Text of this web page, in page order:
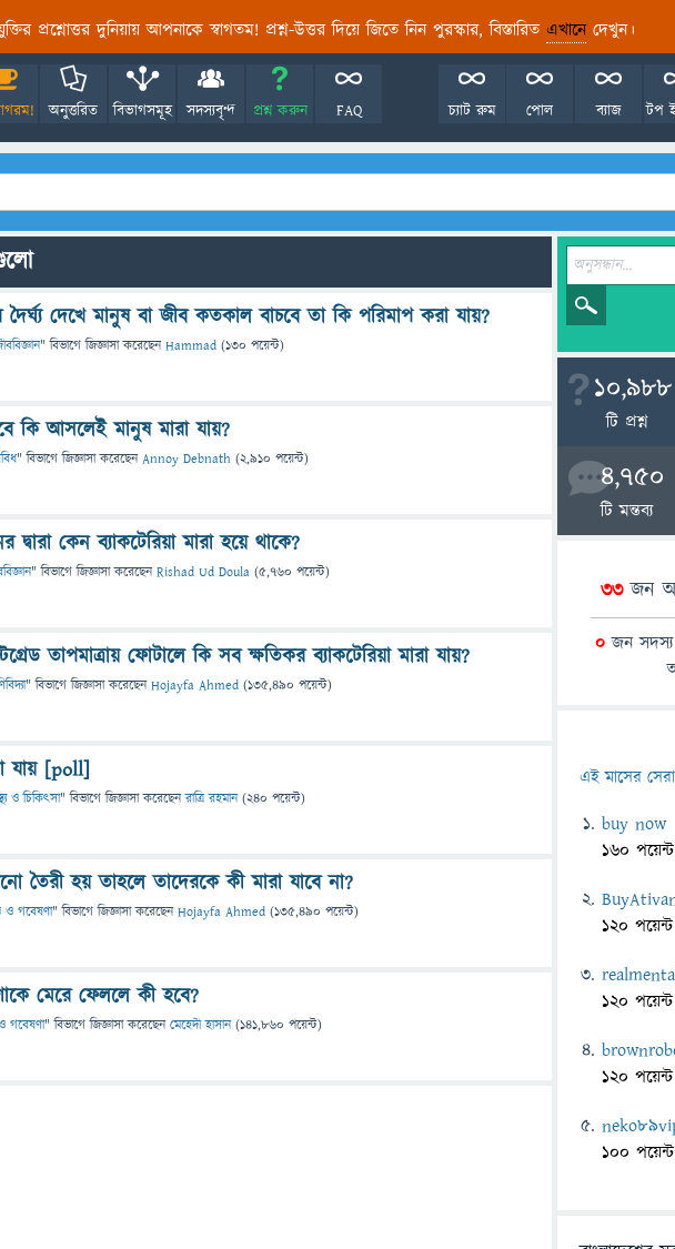
প্রশ্নোত্তর দুনিয়ায় আপনাকে স্বাগতম! প্রশ্ন-উত্তর দিয়ে জিতে নিন পুরস্কার, বিস্তারিত এখানেদেখুন।
অনুত্তরিত বিভাগসমূহ সদস্যবৃন্দ প্রশ্ন করুন FAQ টপ
ব্যাজ
পোল
চ্যাট রুম
দেখে মানুষ বা জীব কতকাল বাচবে তা কি পরিমাপ করা যায়?
" বিভাগে জিজ্ঞাসাকরেছেনHammad (130 পয়েন্ট)
কি আসলেই মানুষ মারা যায়?
" বিভাগে জিজ্ঞাসাকরেছেনAnnoy Debnath (2,910 পয়েন্ট)
দ্বারা কেন ব্যাকটেরিয়া মারা হয়ে থাকে?
" বিভাগে জিজ্ঞাসাকরেছেনRishad Ud Doula (5,760 পয়েন্ট)
তাপমাত্রায় ফোটালে কি সব ক্ষতিকর ব্যাকটেরিয়া মারা যায়?
" বিভাগে জিজ্ঞাসাকরেছেনHojayfa Ahmed (135,490 পয়েন্ট)
যায় [poll]
ও চিকিৎসা" বিভাগে জিজ্ঞাসাকরেছেনরাত্রি রহমান (240 পয়েন্ট)
তৈরী হয় তাহলে তাদেরকে কী মারা যাবে না?
ও গবেষণা" বিভাগে জিজ্ঞাসাকরেছেনHojayfa Ahmed (135,490 পয়েন্ট)
মেরে ফেললে কী হবে?
গবেষণা" বিভাগে জিজ্ঞাসাকরেছেনমেহেদী হাসান (141,860 পয়েন্ট)
10,988
টি প্রশ্ন
4,750
টি মন্তব্য
33জন
0জন
এই মাসের
buy now
160 পয়েন্ট
120 পয়েন্ট
120 পয়েন্ট
120 পয়েন্ট
100 পয়েন্ট